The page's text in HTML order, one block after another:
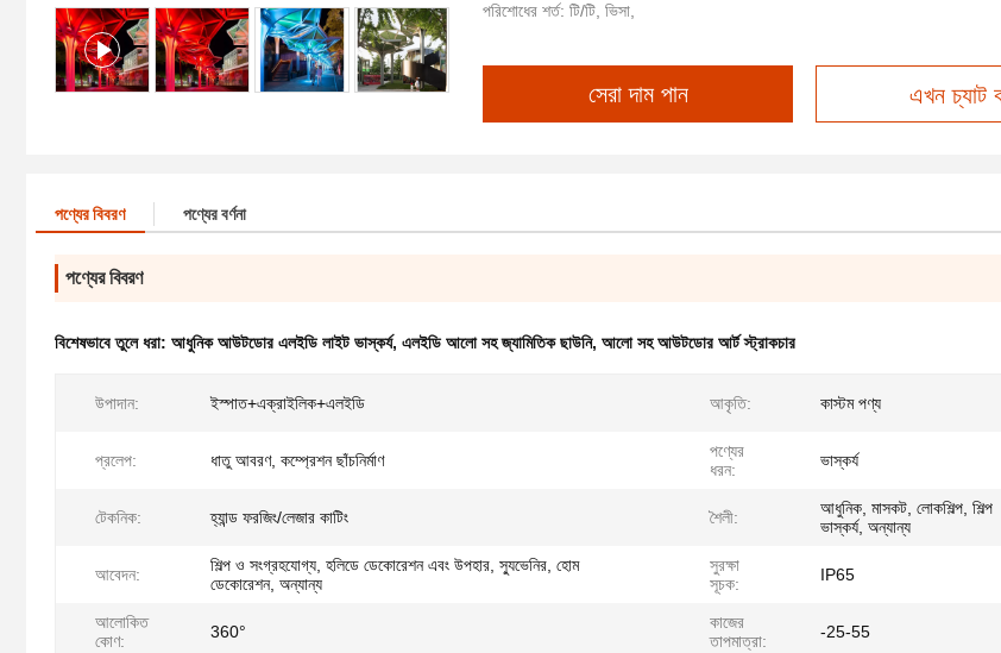
পরিশোধের শর্ত: টি/টি, ভিসা,
সেরা দাম পান এখন চ্যাট
পণ্যের বিবরণ পণ্যের বর্ণনা
পণ্যের বিবরণ
বিশেষভাবে তুলে ধরা: আধুনিক আউটডোর এলইডি লাইট ভাস্কর্য, এলইডি আলো সহ জ্যামিতিক ছাউনি, আলো সহ আউটডোর আর্ট স্ট্রাকচার
উপাদান: ইস্পাত+এক্রাইলিক+এলইডি আকৃতি: কাস্টম পণ্য
প্রলেপ: ধাতু আবরণ, কম্প্রেশন ছাঁচনির্মাণ
পণ্যের
ধরন:
ভাস্কর্য
টেকনিক: হ্যান্ড ফরজিং/লেজার কাটিং শৈলী:
আধুনিক, মাসকট, লোকশিল্প, শিল্প
ভাস্কর্য, অন্যান্য
আবেদন:
শিল্প ও সংগ্রহযোগ্য, হলিডে ডেকোরেশন এবং উপহার, স্যুভেনির, হোম
ডেকোরেশন, অন্যান্য
সুরক্ষা
সূচক:
IP65
আলোকিত
কোণ:
360°
কাজের
তাপমাত্রা:
-25-55